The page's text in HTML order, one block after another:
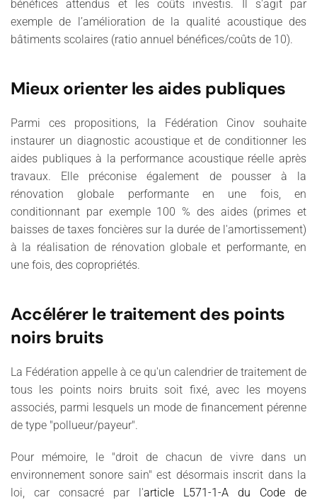
bénéfices attendus et les coûts investis. Il s'agit par
exemple de l’amélioration de la qualité acoustique des
bâtiments scolaires (ratio annuel bénéfices/coûts de 10).
Mieux orienter les aides publiques
Parmi ces propositions, la Fédération Cinov souhaite
instaurer un diagnostic acoustique et de conditionner les
aides publiques à la performance acoustique réelle après
travaux. Elle préconise également de pousser à la
rénovation globale performante en une fois, en
conditionnant par exemple 100 % des aides (primes et
baisses de taxes foncières sur la durée de l'amortissement)
à la réalisation de rénovation globale et performante, en
une fois, des copropriétés.
Accélérer le traitement des points
noirs bruits
La Fédération appelle à ce qu'un calendrier de traitement de
tous les points noirs bruits soit fixé, avec les moyens
associés, parmi lesquels un mode de financement pérenne
de type "pollueur/payeur".
Pour mémoire, le "droit de chacun de vivre dans un
environnement sonore sain" est désormais inscrit dans la
loi, car consacré par l'article L571-1-A du Code de